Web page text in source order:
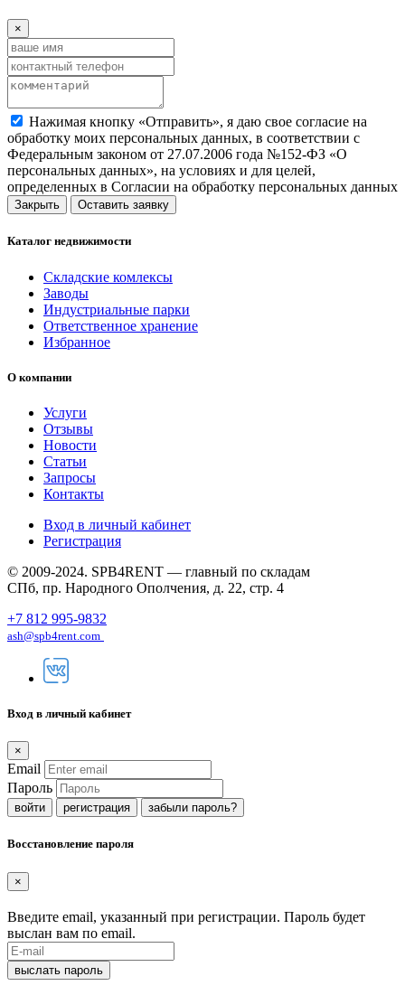
×
Нажимая кнопку «Отправить», я даю свое согласие на
обработку моих персональных данных, в соответствии с
Федеральным законом от 27.07.2006 года №152-ФЗ «О
персональных данных», на условиях и для целей,
определенных в Согласии на обработку персональных данных
Закрыть Оставить заявку
Каталог недвижимости
Складские комлексы
Заводы
Индустриальные парки
Ответственное хранение
Избранное
О компании
Услуги
Отзывы
Новости
Статьи
Запросы
Контакты
Вход в личный кабинет
Регистрация
© 2009-2024. SPB4RENT — главный по складам
СПб, пр. Народного Ополчения, д. 22, стр. 4
+7 812 995-9832
ash@spb4rent.com
Вход в личный кабинет
×
Email
Пароль
регистрация забыли пароль?
Восстановление пароля
×
Введите email, указанный при регистрации. Пароль будет
выслан вам по email.